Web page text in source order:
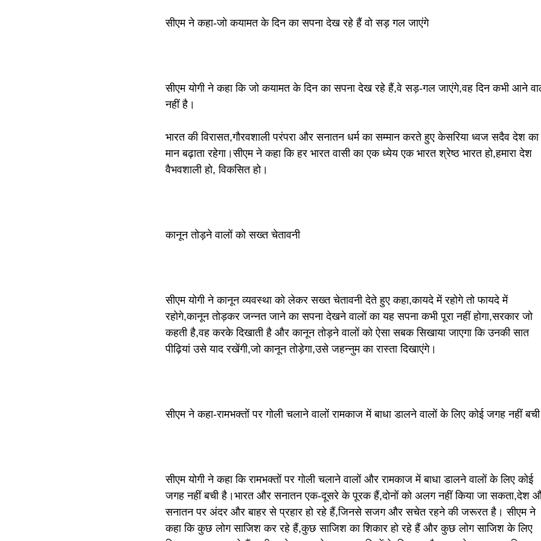
सीएम ने कहा-जो कयामत के दिन का सपना देख रहे हैं वो सड़ गल जाएंगे
सीएम योगी ने कहा कि जो कयामत के दिन का सपना देख रहे हैं,वे सड़-गल जाएंगे,वह दिन कभी आने
नहीं है।
भारत की विरासत,गौरवशाली परंपरा और सनातन धर्म का सम्मान करते हुए केसरिया ध्वज सदैव देश का
मान बढ़ाता रहेगा।सीएम ने कहा कि हर भारत वासी का एक ध्येय एक भारत श्रेष्ठ भारत हो,हमारा देश
वैभवशाली हो, विकसित हो।
कानून तोड़ने वालों को सख्त चेतावनी
सीएम योगी ने कानून व्यवस्था को लेकर सख्त चेतावनी देते हुए कहा,कायदे में रहोगे तो फायदे में
रहोगे,कानून तोड़कर जन्नत जाने का सपना देखने वालों का यह सपना कभी पूरा नहीं होगा,सरकार जो
कहती है,वह करके दिखाती है और कानून तोड़ने वालों को ऐसा सबक सिखाया जाएगा कि उनकी सात
पीढ़ियां उसे याद रखेंगी,जो कानून तोड़ेगा,उसे जहन्नुम का रास्ता दिखाएंगे।
सीएम ने कहा-रामभक्तों पर गोली चलाने वालों रामकाज में बाधा डालने वालों के लिए कोई जगह नहीं बची
सीएम योगी ने कहा कि रामभक्तों पर गोली चलाने वालों और रामकाज में बाधा डालने वालों के लिए कोई
जगह नहीं बची है।भारत और सनातन एक-दूसरे के पूरक हैं,दोनों को अलग नहीं किया जा सकता,देश
सनातन पर अंदर और बाहर से प्रहार हो रहे हैं,जिनसे सजग और सचेत रहने की जरूरत है। सीएम ने
कहा कि कुछ लोग साजिश कर रहे हैं,कुछ साजिश का शिकार हो रहे हैं और कुछ लोग साजिश के लिए